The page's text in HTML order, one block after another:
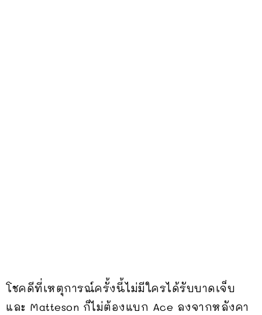
โชคดีที่เหตุการณ์ครั้งนี้ไม่มีใครได้รับบาดเจ็บ
และ Matteson ก็ไม่ต้องแบก Ace ลงจากหลังคา